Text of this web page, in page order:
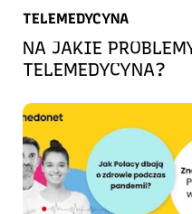
TELEMEDYCYNA
NA JAKIE
TELEMEDYCYNA?